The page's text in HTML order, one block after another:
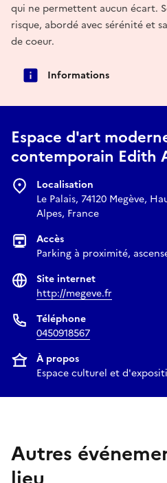
qui ne permettent aucun écart.
risque, abordé avec sérénité et
de coeur.
Informations
Espace d'art
contemporain Edith
Localisation
Le Palais, 74120 Megève,
Alpes, France
Accès
Parking à proximité,
Site internet
http://megeve.fr
Téléphone
0450918567
À propos
Espace culturel et
Autres